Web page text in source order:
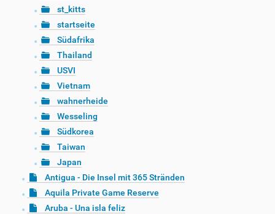
st_kitts
startseite
Südafrika
Thailand
USVI
Vietnam
wahnerheide
Wesseling
Südkorea
Taiwan
Japan
Antigua - Die Insel mit 365 Stränden
Aquila Private Game Reserve
Aruba - Una isla feliz